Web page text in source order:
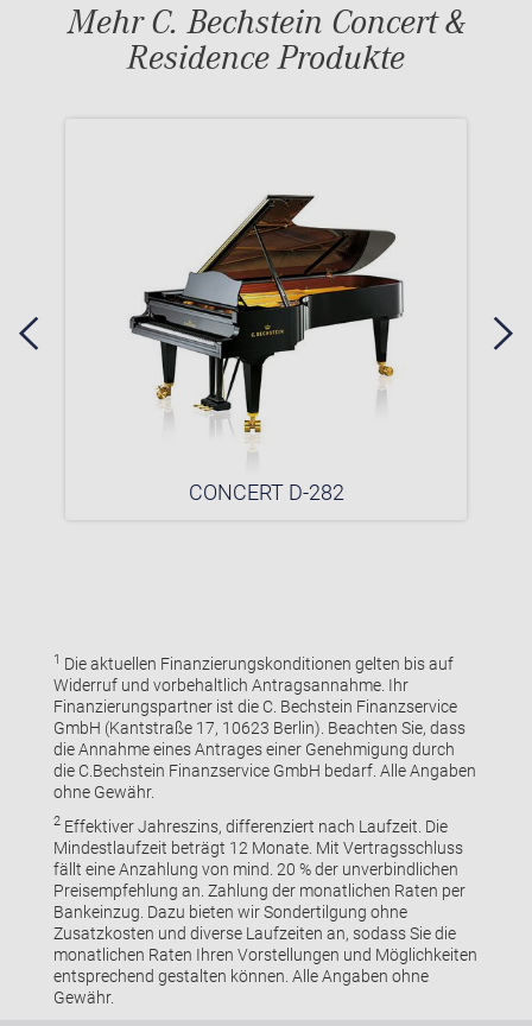
Mehr C. Bechstein Concert &
Residence Produkte
CONCERT D-282
1 Die aktuellen Finanzierungskonditionen gelten bis auf
Widerruf und vorbehaltlich Antragsannahme. Ihr
Finanzierungspartner ist die C. Bechstein Finanzservice
GmbH (Kantstraße 17, 10623 Berlin). Beachten Sie, dass
die Annahme eines Antrages einer Genehmigung durch
die C.Bechstein Finanzservice GmbH bedarf. Alle Angaben
ohne Gewähr.
2Effektiver Jahreszins, differenziert nach Laufzeit. Die
Mindestlaufzeit beträgt 12 Monate. Mit Vertragsschluss
fällt eine Anzahlung von mind. 20 % der unverbindlichen
Preisempfehlung an. Zahlung der monatlichen Raten per
Bankeinzug. Dazu bieten wir Sondertilgung ohne
Zusatzkosten und diverse Laufzeiten an, sodass Sie die
monatlichen Raten Ihren Vorstellungen und Möglichkeiten
entsprechend gestalten können. Alle Angaben ohne
Gewähr.